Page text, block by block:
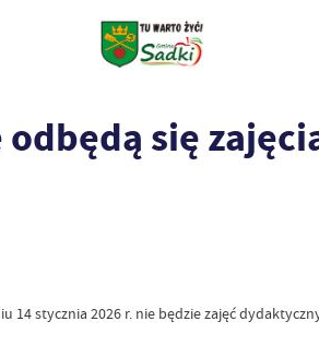
się
stycznia 2026 r. nie będzie zajęć